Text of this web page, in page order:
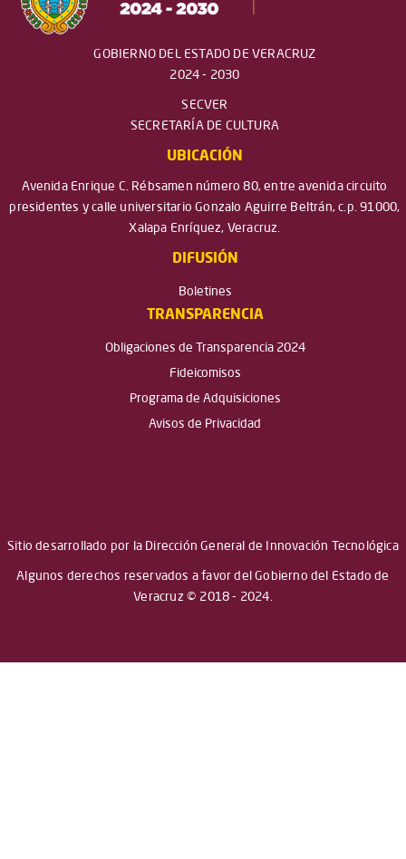
GOBIERNO DEL ESTADO DE VERACRUZ
2024 - 2030
SECVER
SECRETARÍA DE CULTURA
UBICACIÓN
Avenida Enrique C. Rébsamen número 80, entre avenida circuito
presidentes y calle universitario Gonzalo Aguirre Beltrán, c.p. 91000,
Xalapa Enríquez, Veracruz.
DIFUSIÓN
Boletines
TRANSPARENCIA
Obligaciones de Transparencia 2024
Fideicomisos
Programa de Adquisiciones
Avisos de Privacidad
Sitio desarrollado por la Dirección General de Innovación Tecnológica
Algunos derechos reservados a favor del Gobierno del Estado de
Veracruz © 2018 - 2024.